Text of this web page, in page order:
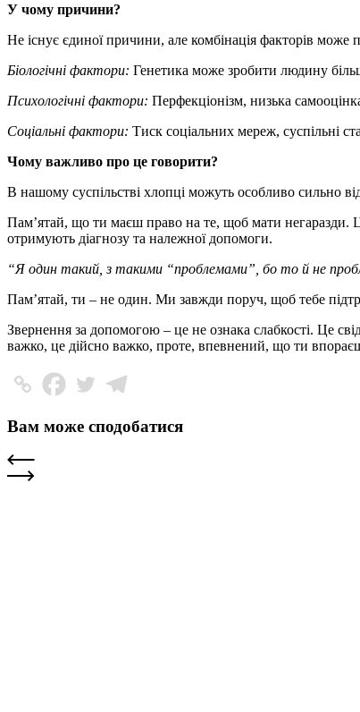
У чому причини?
Не існує єдиної причини, але комбінація факторів може
Біологічні фактори: Генетика може зробити людину
Психологічні фактори: Перфекціонізм, низька
Соціальні фактори: Тиск соціальних мереж, суспільні
Чому важливо про це говорити?
В нашому суспільстві хлопці можуть особливо сильно
Пам’ятай, що ти маєш право на те, щоб мати негаразди.
отримують діагнозу та належної допомоги.
“Я один такий, з такими “проблемами”, бо то й не
Пам’ятай, ти – не один. Ми завжди поруч, щоб тебе
Звернення за допомогою – це не ознака слабкості. Це
важко, це дійсно важко, проте, впевнений, що ти
Вам може сподобатися